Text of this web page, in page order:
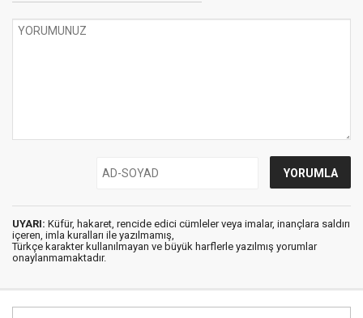
UYARI: Küfür, hakaret, rencide edici cümleler veya imalar, inançlara saldırı
içeren, imla kuralları ile yazılmamış,
Türkçe karakter kullanılmayan ve büyük harflerle yazılmış yorumlar
onaylanmamaktadır.